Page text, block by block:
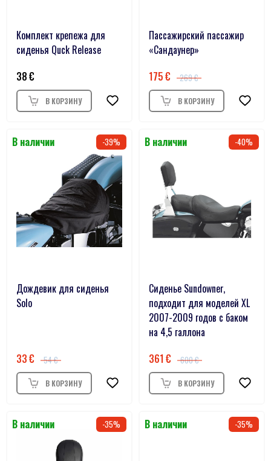
Комплект крепежа для
сиденья Quck Release
38
Пассажирский пассажир
«Сандаунер»
175
269
39
Дождевик для сиденья
Solo
33 54
40
Сиденье Sundowner,
подходит для моделей XL
2007-2009 годов с баком
на 4,5 галлона
361
600
35 35